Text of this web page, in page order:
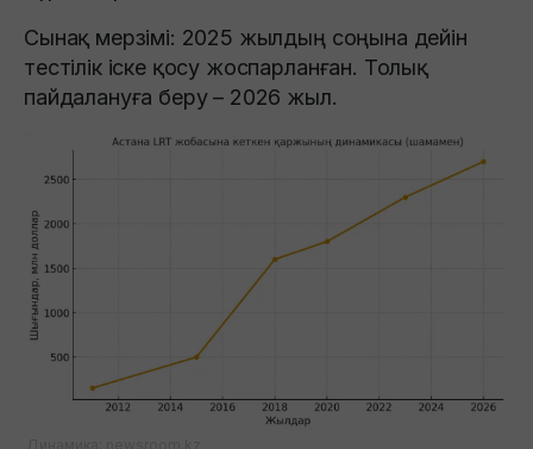
Сынақ мерзімі: 2025 жылдың соңына дейін
тестілік іске қосу жоспарланған. Толық
пайдалануға беру – 2026 жыл.